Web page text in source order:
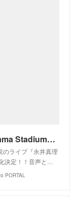
永井真理子『1992 Live in Yokohama Stadium』2022年10月19日発売！｜otonano by Sony Music Direct (Japan) Inc.
のライブ『永井真理
決定！！音声と…
PORTAL